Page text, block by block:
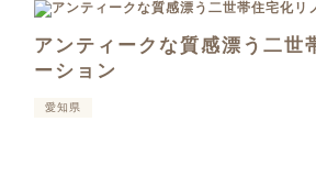
アンティークな質感漂う二世
ーション
愛知県